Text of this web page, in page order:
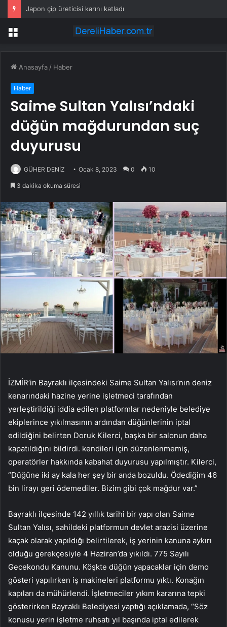
Japon çip üreticisi karını katladı
Menü
Anasayfa / Haber
Haber
Saime Sultan Yalısı’ndaki
düğün mağdurundan suç
duyurusu
GÜHER DENİZ Ocak 8, 2023 0 10
3 dakika okuma süresi
İZMİR’in Bayraklı ilçesindeki Saime Sultan Yalısı’nın deniz
kenarındaki hazine yerine işletmeci tarafından
yerleştirildiği iddia edilen platformlar nedeniyle belediye
ekiplerince yıkılmasının ardından düğünlerinin iptal
edildiğini belirten Doruk Kilerci, başka bir salonun daha
kapatıldığını bildirdi. kendileri için düzenlenmemiş,
operatörler hakkında kabahat duyurusu yapılmıştır. Kilerci,
“Düğüne iki ay kala her şey bir anda bozuldu. Ödediğim 46
bin lirayı geri ödemediler. Bizim gibi çok mağdur var.”
Bayraklı ilçesinde 142 yıllık tarihi bir yapı olan Saime
Sultan Yalısı, sahildeki platformun devlet arazisi üzerine
kaçak olarak yapıldığı belirtilerek, iş yerinin kanuna aykırı
olduğu gerekçesiyle 4 Haziran’da yıkıldı. 775 Sayılı
Gecekondu Kanunu. Köşkte düğün yapacaklar için demo
gösteri yapılırken iş makineleri platformu yıktı. Konağın
kapıları da mühürlendi. İşletmeciler yıkım kararına tepki
gösterirken Bayraklı Belediyesi yaptığı açıklamada, “Söz
konusu yerin işletme ruhsatı yıl başında iptal edilerek